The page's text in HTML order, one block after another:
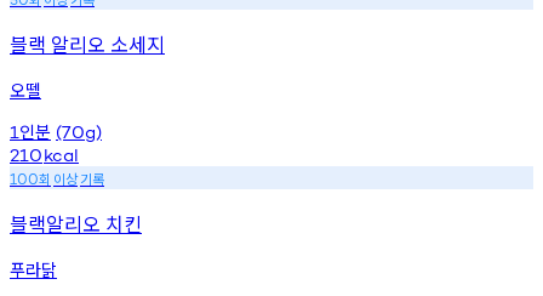
블랙 알리오 소세지
오뗄
1 인분 (70g)
210kcal
100회 이상기록
블랙알리오 치킨
푸라닭